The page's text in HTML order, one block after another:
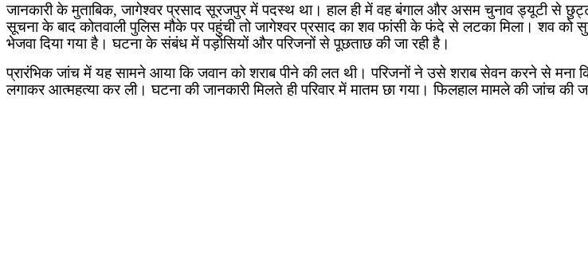
जानकारी के मुताबिक,जागेश्वर प्रसाद सूरजपुर में पदस्थ था। हाल ही में वह बंगाल और असम चुनाव ड्यूटी से
सूचना के बाद कोतवाली पुलिस मौके पर पहुंची तो जागेश्वर प्रसाद का शव फांसी के फंदे से लटका मिला। शव को
भेजवा दिया गया है। घटना के संबंध में पड़ोसियों और परिजनों से पूछताछ की जा रही है।
प्रारंभिक जांच में यह सामने आया कि जवान को शराब पीने की लत थी। परिजनों ने उसे शराब सेवन करने से मना
लगाकर आत्महत्या कर ली। घटना की जानकारी मिलते ही परिवार में मातम छा गया। फिलहाल मामले की जांच की